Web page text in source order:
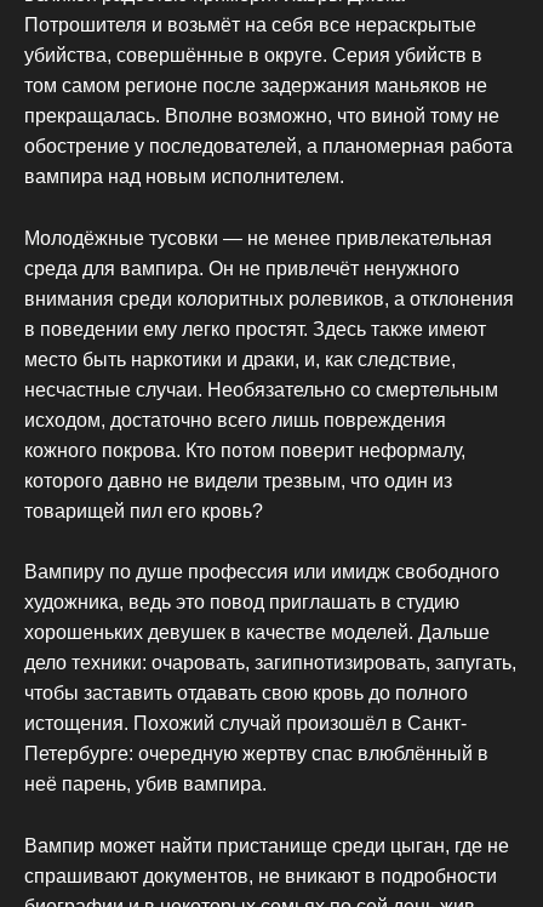
Потрошителя и возьмёт на себя все нераскрытые
убийства, совершённые в округе. Серия убийств в
том самом регионе после задержания маньяков не
прекращалась. Вполне возможно, что виной тому не
обострение у последователей, а планомерная работа
вампира над новым исполнителем.
Молодёжные тусовки — не менее привлекательная
среда для вампира. Он не привлечёт ненужного
внимания среди колоритных ролевиков, а отклонения
в поведении ему легко простят. Здесь также имеют
место быть наркотики и драки, и, как следствие,
несчастные случаи. Необязательно со смертельным
исходом, достаточно всего лишь повреждения
кожного покрова. Кто потом поверит неформалу,
которого давно не видели трезвым, что один из
товарищей пил его кровь?
Вампиру по душе профессия или имидж свободного
художника, ведь это повод приглашать в студию
хорошеньких девушек в качестве моделей. Дальше
дело техники: очаровать, загипнотизировать, запугать,
чтобы заставить отдавать свою кровь до полного
истощения. Похожий случай произошёл в Санкт-
Петербурге: очередную жертву спас влюблённый в
неё парень, убив вампира.
Вампир может найти пристанище среди цыган, где не
спрашивают документов, не вникают в подробности